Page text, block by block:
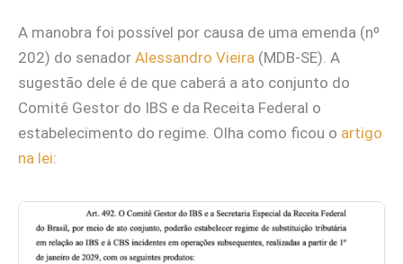
A manobra foi possível por causa de uma emenda (nº
202) do senador Alessandro Vieira (MDB-SE). A
sugestão dele é de que caberá a ato conjunto do
Comitê Gestor do IBS e da Receita Federal o
estabelecimento do regime. Olha como ficou o artigo
na lei: